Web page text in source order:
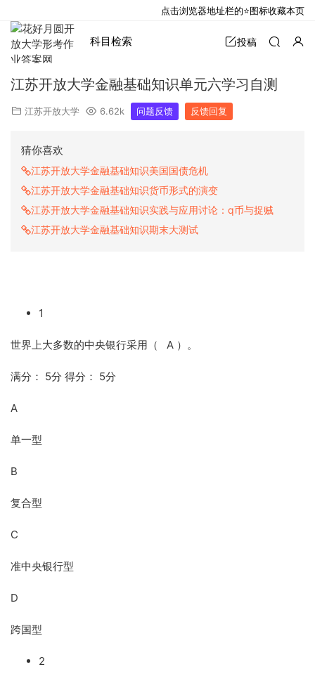
科目检索 投稿
江苏开放大学金融基础知识单元六学习自测
江苏开放大学 6.62k 问题反馈 反馈回复
猜你喜欢
江苏开放大学金融基础知识美国国债危机
江苏开放大学金融基础知识货币形式的演变
江苏开放大学金融基础知识实践与应用讨论：q币与捉贼
江苏开放大学金融基础知识期末大测试
1
世界上大多数的中央银行采用（ A ）。
满分： 5分 得分： 5分
A
单一型
B
复合型
C
准中央银行型
D
跨国型
2
点击浏览器地址栏的⭐图标收藏本页